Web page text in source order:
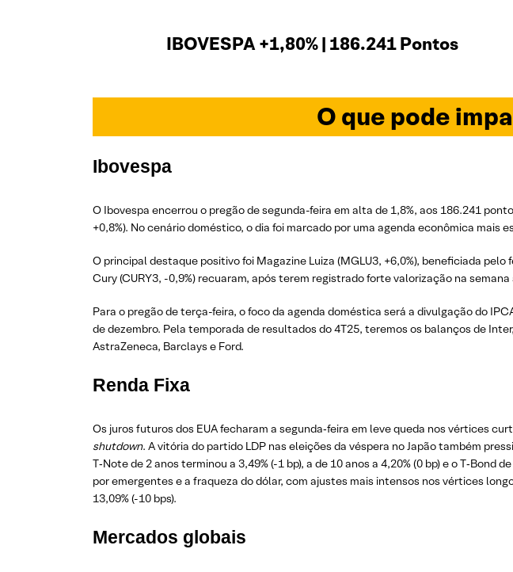
IBOVESPA +1,80% | 186.241 Pontos
O que pode
Ibovespa
O Ibovespa encerrou o pregão de segunda-feira em alta de 1,8%, aos 186.241
+0,8%). No cenário doméstico, o dia foi marcado por uma agenda econômica mais
O principal destaque positivo foi Magazine Luiza (MGLU3, +6,0%), beneficiada
Cury (CURY3, -0,9%) recuaram, após terem registrado forte valorização na semana
Para o pregão de terça-feira, o foco da agenda doméstica será a divulgação do
de dezembro. Pela temporada de resultados do 4T25, teremos os balanços de
AstraZeneca, Barclays e Ford.
Renda Fixa
Os juros futuros dos EUA fecharam a segunda‑feira em leve queda nos vértices
shutdown. A vitória do partido LDP nas eleições da véspera no Japão também
T‑Note de 2 anos terminou a 3,49% (-1 bp), a de 10 anos a 4,20% (0 bp) e o
por emergentes e a fraqueza do dólar, com ajustes mais intensos nos vértices
13,09% (-10 bps).
Mercados globais